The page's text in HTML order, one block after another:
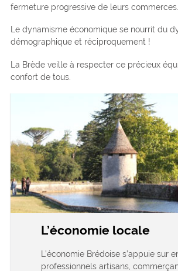
fermeture progressive de leurs commerces.
Le dynamisme économique se nourrit du
démographique et réciproquement !
La Brède veille à respecter ce précieux
confort de tous.
L’économie locale
L’économie Brédoise s’appuie sur
professionnels artisans,